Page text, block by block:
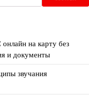
на карту без
и документы
звучания